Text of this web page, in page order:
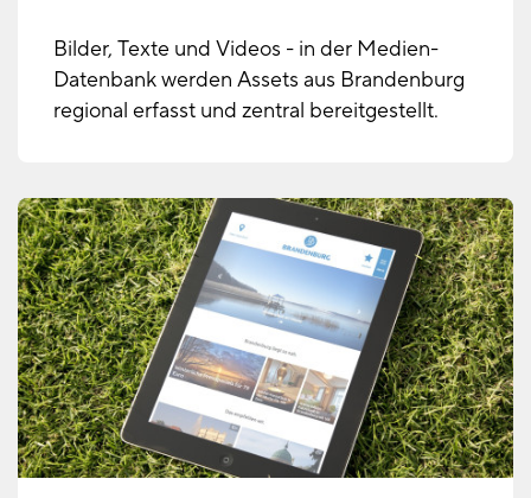
Bilder, Texte und Videos - in der Medien-
Datenbank werden Assets aus Brandenburg
regional erfasst und zentral bereitgestellt.